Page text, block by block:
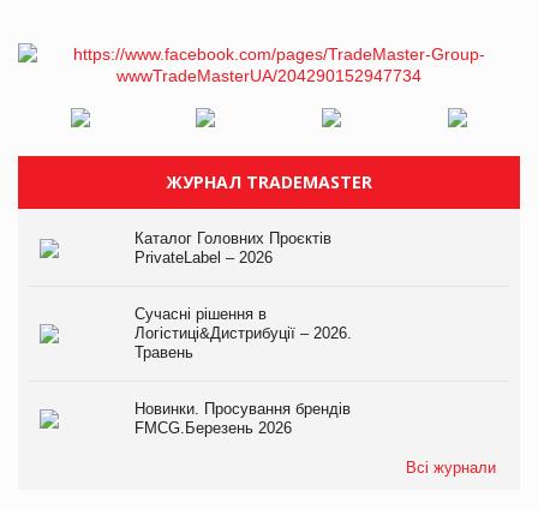
ЖУРНАЛ TRADEMASTER
Каталог Головних Проєктів
PrivateLabel – 2026
Сучасні рішення в
Логістиці&Дистрибуції – 2026.
Травень
Новинки. Просування брендів
FMCG.Березень 2026
Всі журнали